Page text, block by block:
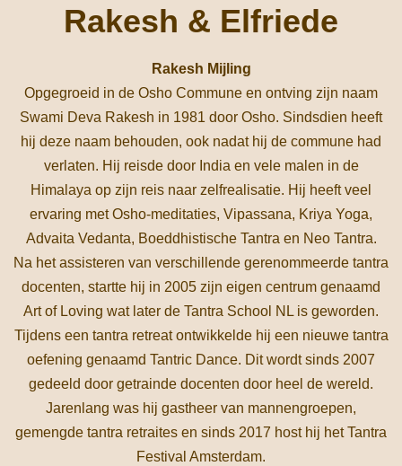
Rakesh & Elfriede
Rakesh Mijling
Opgegroeid in de Osho Commune en ontving zijn naam
Swami Deva Rakesh in 1981 door Osho. Sindsdien heeft
hij deze naam behouden, ook nadat hij de commune had
verlaten. Hij reisde door India en vele malen in de
Himalaya op zijn reis naar zelfrealisatie. Hij heeft veel
ervaring met Osho-meditaties, Vipassana, Kriya Yoga,
Advaita Vedanta, Boeddhistische Tantra en Neo Tantra.
Na het assisteren van verschillende gerenommeerde tantra
docenten, startte hij in 2005 zijn eigen centrum genaamd
Art of Loving wat later de Tantra School NL is geworden.
Tijdens een tantra retreat ontwikkelde hij een nieuwe tantra
oefening genaamd Tantric Dance. Dit wordt sinds 2007
gedeeld door getrainde docenten door heel de wereld.
Jarenlang was hij gastheer van mannengroepen,
gemengde tantra retraites en sinds 2017 host hij het Tantra
Festival Amsterdam.